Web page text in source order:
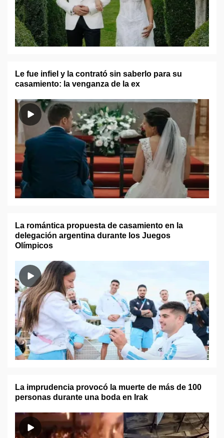
Le fue infiel y la contrató sin saberlo para su
casamiento: la venganza de la ex
La romántica propuesta de casamiento en la
delegación argentina durante los Juegos
Olímpicos
La imprudencia provocó la muerte de más de 100
personas durante una boda en Irak